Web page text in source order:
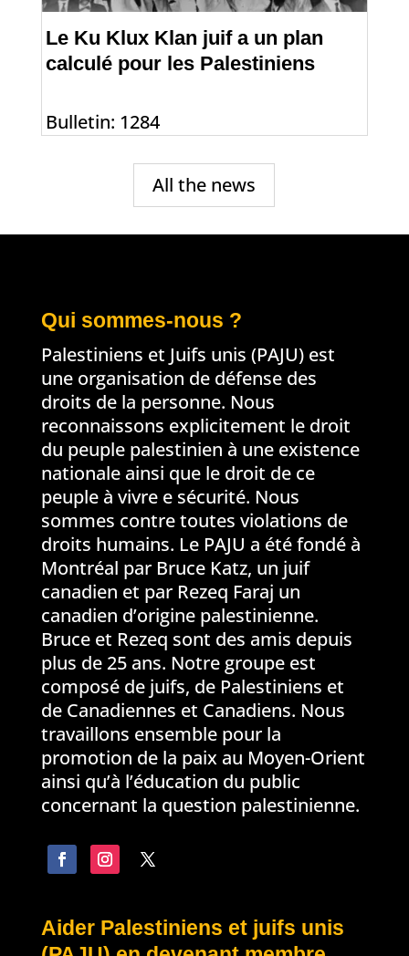
Le Ku Klux Klan juif a un plan
calculé pour les Palestiniens
Bulletin: 1284
All the news
Qui sommes-nous ?
Palestiniens et Juifs unis (PAJU) est
une organisation de défense des
droits de la personne. Nous
reconnaissons explicitement le droit
du peuple palestinien à une existence
nationale ainsi que le droit de ce
peuple à vivre e sécurité. Nous
sommes contre toutes violations de
droits humains. Le PAJU a été fondé à
Montréal par Bruce Katz, un juif
canadien et par Rezeq Faraj un
canadien d’origine palestinienne.
Bruce et Rezeq sont des amis depuis
plus de 25 ans. Notre groupe est
composé de juifs, de Palestiniens et
de Canadiennes et Canadiens. Nous
travaillons ensemble pour la
promotion de la paix au Moyen-Orient
ainsi qu’à l’éducation du public
concernant la question palestinienne.
Aider Palestiniens et juifs unis